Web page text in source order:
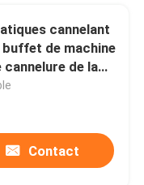
cannelant
de machine
de la
par
machine
Contact